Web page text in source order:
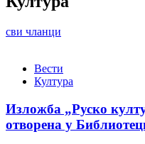
сви чланци
Вести
Култура
Изложба „Руско
отворена у